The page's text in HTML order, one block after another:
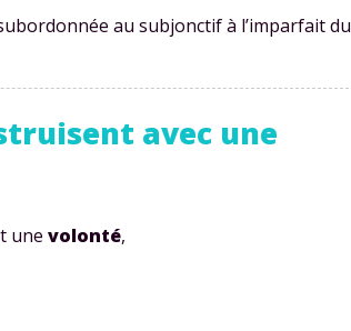
au subjonctif à l’imparfait du
avec une
une volonté,